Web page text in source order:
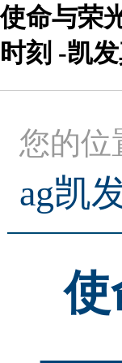
使命与荣
时刻 -凯
您的位
ag凯
使